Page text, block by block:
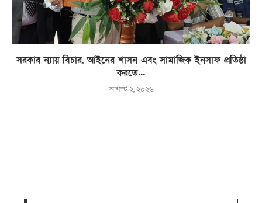
সরকার ন্যায় বিচার, আইনের শাসন এবং সামাজিক ইনসাফ প্রতিষ্ঠা
করতে...
আগস্ট ২, ২০২৬